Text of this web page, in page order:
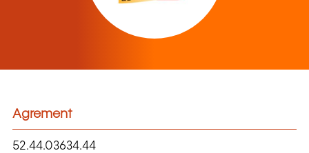
Agrement
52.44.03634.44